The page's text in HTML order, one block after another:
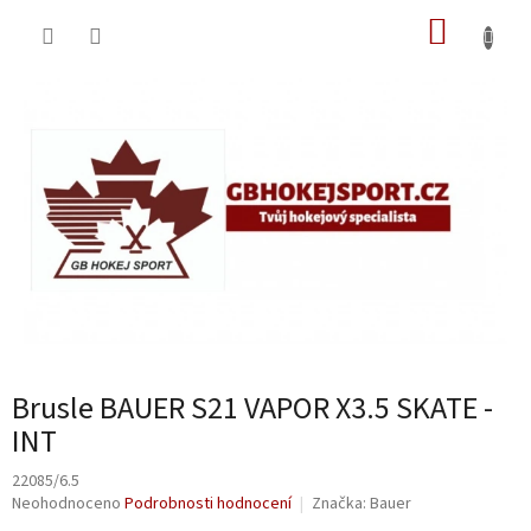
Brusle BAUER S21 VAPOR X3.5 SKATE -
INT
22085/6.5
Průměrné
Neohodnoceno Podrobnosti hodnocení Značka: Bauer